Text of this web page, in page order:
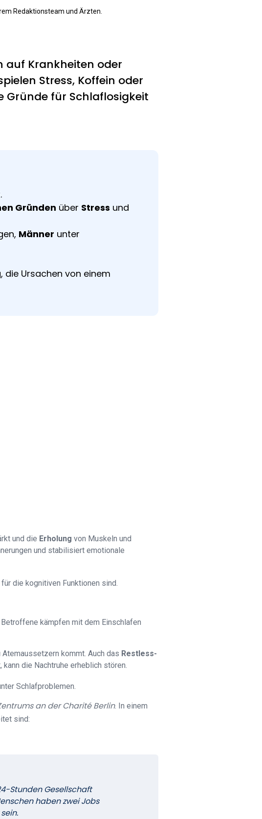
Redaktionsteam und Ärzten.
auf Krankheiten oder
Stress, Koffein oder
Gründe für Schlaflosigkeit
Gründen über Stress und
Männer unter
die Ursachen von einem
und die Erholung von Muskeln und
und stabilisiert emotionale
die kognitiven Funktionen sind.
kämpfen mit dem Einschlafen
kommt. Auch das Restless-
die Nachtruhe erheblich stören.
Schlafproblemen.
an der Charité Berlin. In einem
sind:
Stunden Gesellschaft
haben zwei Jobs